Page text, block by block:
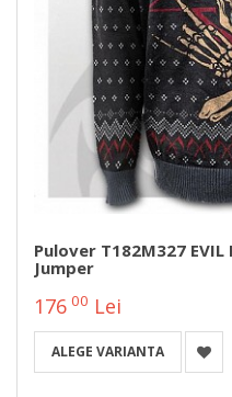
Pulover T182M327
Jumper
176 00 Lei
ALEGE VARIANTA